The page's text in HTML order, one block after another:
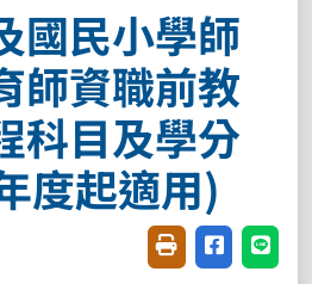
國民小學師
師資職前教
科目及學分
度起適用)
友善列印(開新視
分享至臉書
分享